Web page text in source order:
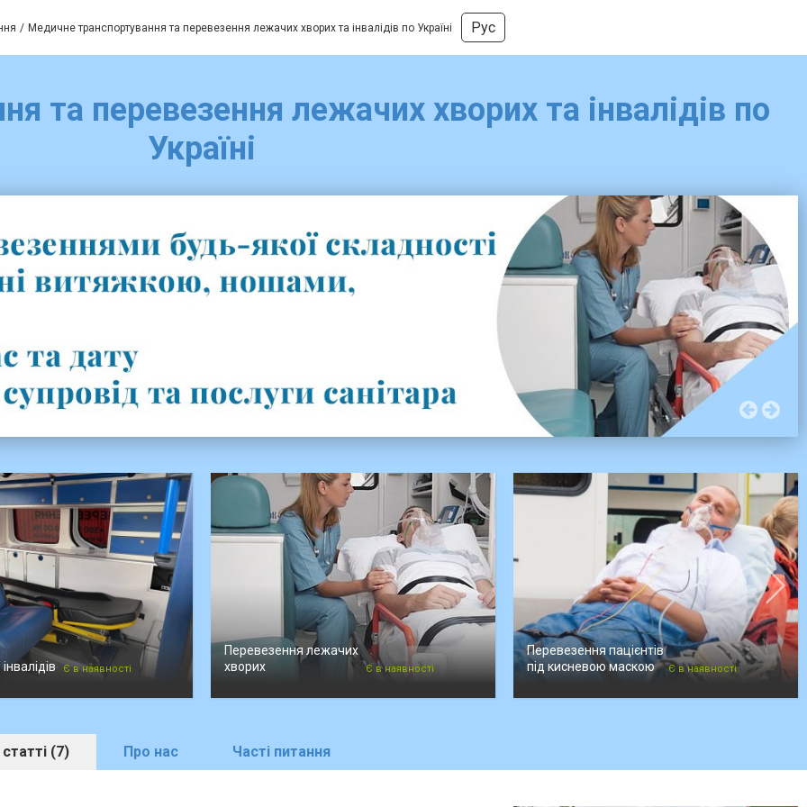
Медичне транспортування та перевезення лежачих хворих та інвалідів по Україні Рус
та перевезення лежачих хворих та інвалідів по
Україні
Є в наявності
Перевезення лежачих
хворих
Є в наявності
Перевезення пацієнтів
під кисневою маскою
Є в наявності
(7) Про нас Часті питання